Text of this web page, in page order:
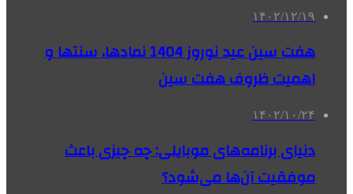
۱۴۰۲/۱۲/۱۹
هفت سین عید نوروز 1404 نمادها، سنتها و
اهمیت ظروف هفت سین
۱۴۰۲/۱۰/۲۴
دنیای برنامه‌های موبایلی: چه چیزی باعث
موفقیت آن‌ها می‌شود؟